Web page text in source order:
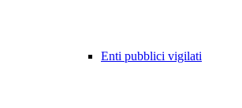
Enti pubblici vigilati